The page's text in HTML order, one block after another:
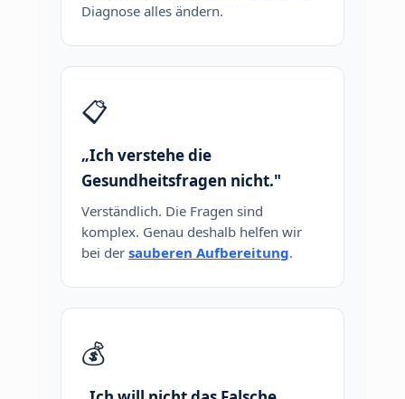
Diagnose alles ändern.
📋
„Ich verstehe die
Gesundheitsfragen nicht."
Verständlich. Die Fragen sind
komplex. Genau deshalb helfen wir
bei der sauberen Aufbereitung.
💰